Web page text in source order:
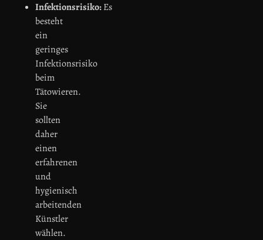
Infektionsrisiko:Es
besteht
ein
geringes
Infektionsrisiko
beim
Tätowieren.
Sie
sollten
daher
einen
erfahrenen
und
hygienisch
arbeitenden
Künstler
wählen.